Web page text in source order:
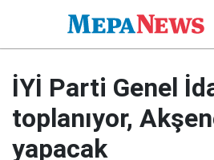
İYİ Parti Genel
toplanıyor,
yapacak